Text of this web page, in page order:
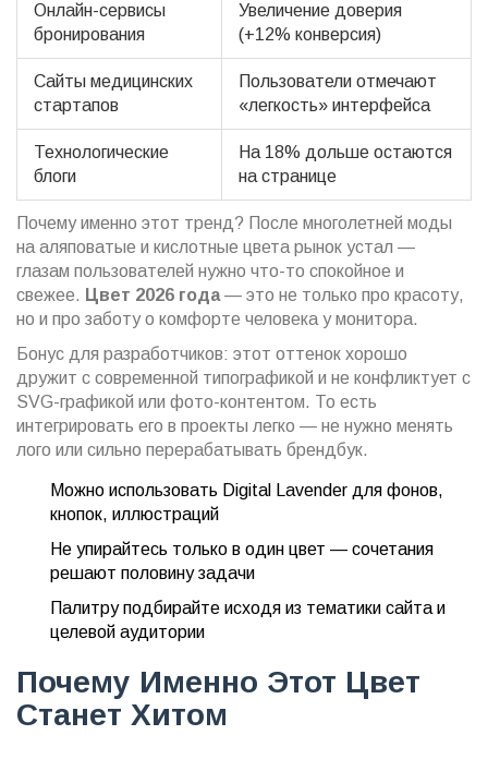
Онлайн-сервисы
бронирования
Увеличение доверия
(+12% конверсия)
Сайты медицинских
стартапов
Пользователи отмечают
«легкость» интерфейса
Технологические
блоги
На 18% дольше остаются
на странице
Почему именно этот тренд? После многолетней моды
на аляповатые и кислотные цвета рынок устал —
глазам пользователей нужно что-то спокойное и
свежее. Цвет 2026 года— это не только про красоту,
но и про заботу о комфорте человека у монитора.
Бонус для разработчиков: этот оттенок хорошо
дружит с современной типографикой и не конфликтует с
SVG-графикой или фото-контентом. То есть
интегрировать его в проекты легко — не нужно менять
лого или сильно перерабатывать брендбук.
Можно использовать Digital Lavender для фонов,
кнопок, иллюстраций
Не упирайтесь только в один цвет — сочетания
решают половину задачи
Палитру подбирайте исходя из тематики сайта и
целевой аудитории
Почему Именно Этот Цвет
Станет Хитом